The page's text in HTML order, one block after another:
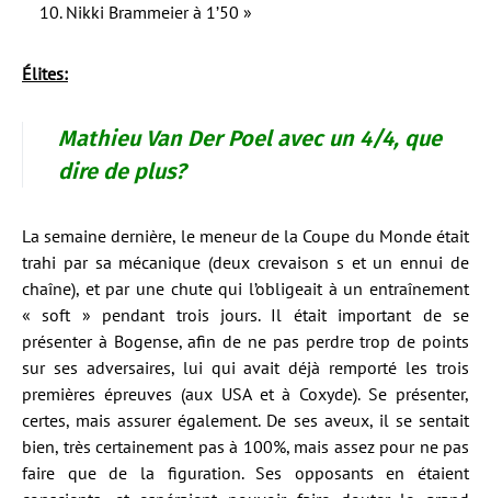
Nikki Brammeier à 1’50 »
Élites:
Mathieu Van Der Poel avec un 4/4, que
dire de plus?
La semaine dernière, le meneur de la Coupe du Monde était
trahi par sa mécanique (deux crevaison s et un ennui de
chaîne), et par une chute qui l’obligeait à un entraînement
« soft » pendant trois jours. Il était important de se
présenter à Bogense, afin de ne pas perdre trop de points
sur ses adversaires, lui qui avait déjà remporté les trois
premières épreuves (aux USA et à Coxyde). Se présenter,
certes, mais assurer également. De ses aveux, il se sentait
bien, très certainement pas à 100%, mais assez pour ne pas
faire que de la figuration. Ses opposants en étaient